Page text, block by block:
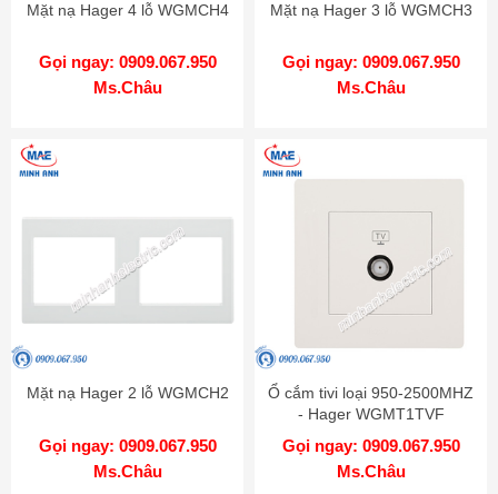
Mặt nạ Hager 4 lỗ WGMCH4
Gọi ngay: 0909.067.950
Ms.Châu
Mặt nạ Hager 3 lỗ WGMCH3
Gọi ngay: 0909.067.950
Ms.Châu
Mặt nạ Hager 2 lỗ WGMCH2
Gọi ngay: 0909.067.950
Ms.Châu
Ổ cắm tivi loại 950-2500MHZ
- Hager WGMT1TVF
Gọi ngay: 0909.067.950
Ms.Châu